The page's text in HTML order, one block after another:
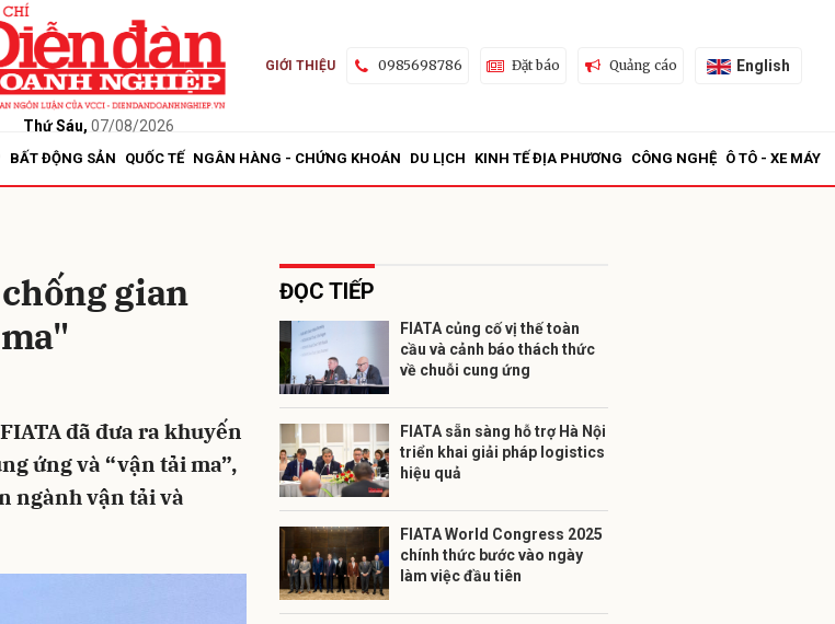
Thứ Sáu, 07/08/2026
GIỚI THIỆU 0985698786 Đặt báo Quảng cáo English
BẤT ĐỘNG SẢN QUỐC TẾ NGÂN HÀNG - CHỨNG KHOÁN DU LỊCH KINH TẾ ĐỊA PHƯƠNG CÔNG NGHỆ Ô TÔ - XE MÁY
gian
đã đưa ra khuyến
ứng và “vận tải ma”,
ngành vận tải và
ĐỌC TIẾP
FIATA củng cố vị thế toàn
cầu và cảnh báo thách thức
về chuỗi cung ứng
FIATA sẵn sàng hỗ trợ Hà Nội
triển khai giải pháp logistics
hiệu quả
FIATA World Congress 2025
chính thức bước vào ngày
làm việc đầu tiên
Gửi